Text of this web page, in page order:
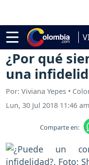
de la Espriella
Vida y Estilo Pareja
¿Por qué
una
Por: Viviana Yepes •
Lun, 30 Jul 2018 11:46 am
Comparte en: